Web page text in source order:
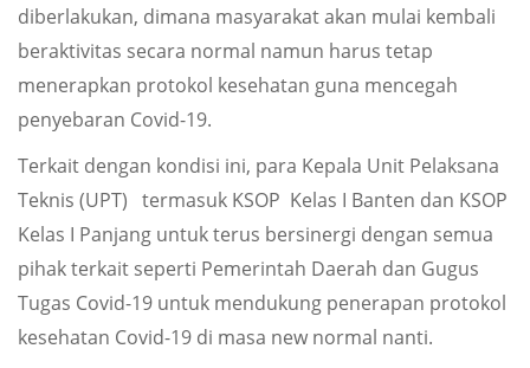
diberlakukan, dimana masyarakat akan mulai kembali
beraktivitas secara normal namun harus tetap
menerapkan protokol kesehatan guna mencegah
penyebaran Covid-19.
Terkait dengan kondisi ini, para Kepala Unit Pelaksana
Teknis (UPT) termasuk KSOP Kelas I Banten dan KSOP
Kelas I Panjang untuk terus bersinergi dengan semua
pihak terkait seperti Pemerintah Daerah dan Gugus
Tugas Covid-19 untuk mendukung penerapan protokol
kesehatan Covid-19 di masa new normal nanti.